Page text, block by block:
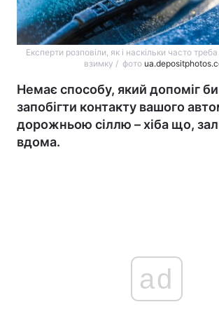
Експерти розповіли, як і наскільки часто
взимку / фото
Немає способу, який допоміг би
запобігти контакту вашого
дорожньою сіллю – хіба що,
вдома.
ad